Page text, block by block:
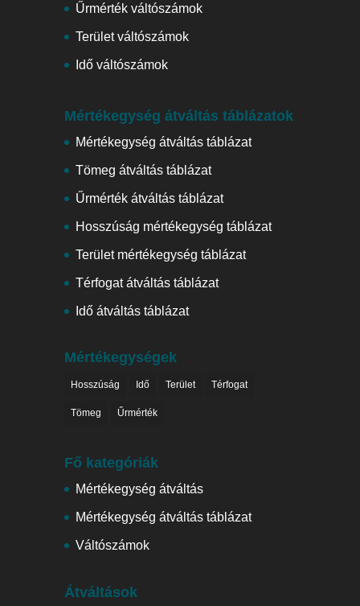
Űrmérték váltószámok
Terület váltószámok
Idő váltószámok
Mértékegység átváltás táblázatok
Mértékegység átváltás táblázat
Tömeg átváltás táblázat
Űrmérték átváltás táblázat
Hosszúság mértékegység táblázat
Terület mértékegység táblázat
Térfogat átváltás táblázat
Idő átváltás táblázat
Mértékegységek
Hosszúság Idő Terület Térfogat
Tömeg Űrmérték
Fő kategóriák
Mértékegység átváltás
Mértékegység átváltás táblázat
Váltószámok
Átváltások